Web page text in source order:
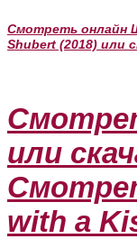
Смотреть онлайн
Shubert (2018) или
или
with a